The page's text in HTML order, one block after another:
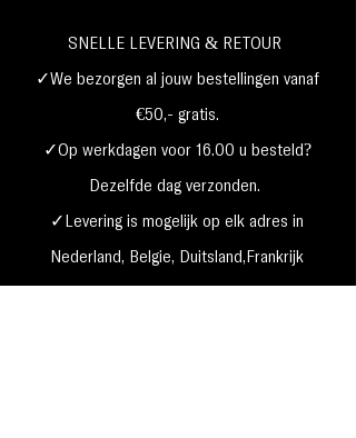
SNELLE LEVERING & RETOUR
✓We bezorgen al jouw bestellingen vanaf
€50,- gratis.
✓Op werkdagen voor 16.00 u besteld?
Dezelfde dag verzonden.
✓Levering is mogelijk op elk adres in
Nederland, België, Duitsland,Frankrijk